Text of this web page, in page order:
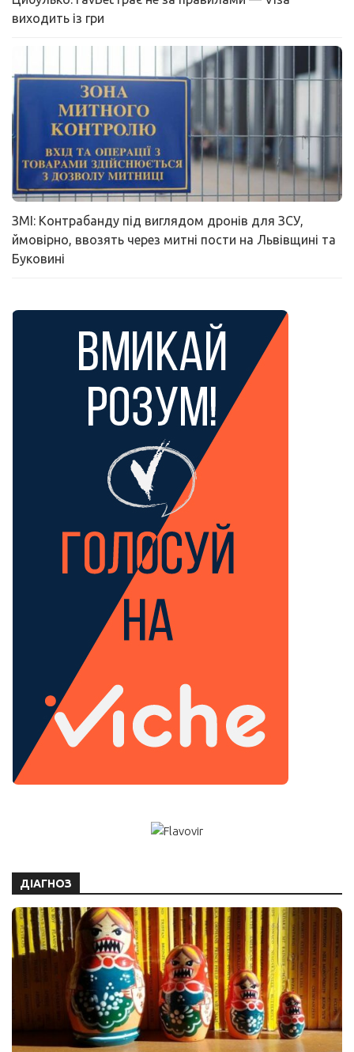
виходить із гри
ЗМІ: Контрабанду під виглядом дронів для ЗСУ,
ймовірно, ввозять через митні пости на Львівщині та
Буковині
ДІАГНОЗ